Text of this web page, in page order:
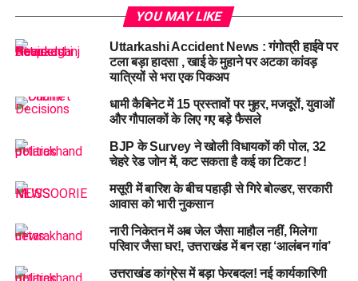
YOU MAY LIKE
Uttarkashi Accident News : गंगोत्री हाईवे पर
टला बड़ा हादसा , खाई के मुहाने पर अटका कांवड़
यात्रियों से भरा एक पिकअप
धामी कैबिनेट में 15 प्रस्तावों पर मुहर, मजदूरों, युवाओं
और गौपालकों के लिए गए बड़े फैसले
BJP के Survey ने खोली विधायकों की पोल, 32
चेहरे रेड जोन में, कट सकता है कई का टिकट !
मसूरी में बारिश के बीच पहाड़ी से गिरे बोल्डर, सरकारी
आवास को भारी नुकसान
नारी निकेतन में अब जेल जैसा माहौल नहीं, मिलेगा
परिवार जैसा घर!, उत्तराखंड में बन रहा ‘आलंबन गांव’
उत्तराखंड कांग्रेस में बड़ा फेरबदल! नई कार्यकारिणी